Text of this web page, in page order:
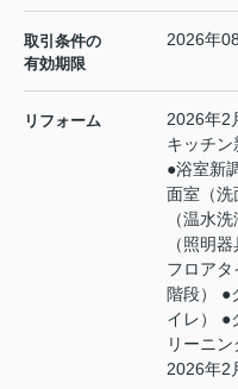
取引条件の
有効期限
2026年
リフォーム
2026年2
キッチン
●浴室新
面室（洗
（温水
（照明
フロアタ
階段） ●
イレ） ●
リーニン
2026年2